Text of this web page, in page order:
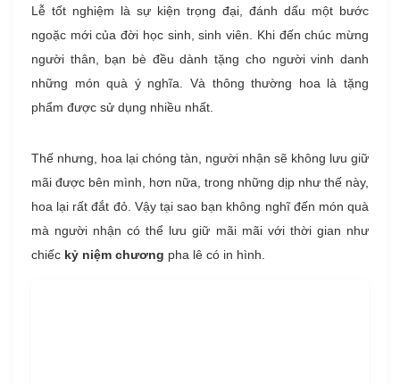
Lễ tốt nghiệm là sự kiện trọng đại, đánh dấu một bước
ngoặc mới của đời học sinh, sinh viên. Khi đến chúc mừng
người thân, bạn bè đều dành tặng cho người vinh danh
những món quà ý nghĩa. Và thông thường hoa là tặng
phẩm được sử dụng nhiều nhất.
Thế nhưng, hoa lại chóng tàn, người nhận sẽ không lưu giữ
mãi được bên mình, hơn nữa, trong những dịp như thế này,
hoa lại rất đắt đỏ. Vậy tại sao bạn không nghĩ đến món quà
mà người nhận có thể lưu giữ mãi mãi với thời gian như
chiếc kỷ niệm chương pha lê có in hình.